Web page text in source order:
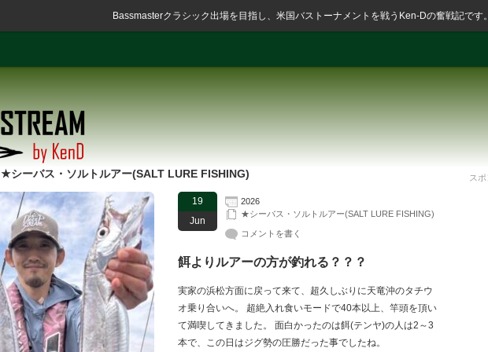
Bassmasterクラシック出場を目指し、米国バストーナメントを戦うKen-Dの奮戦記です
★シーバス・ソルトルアー(SALT LURE FISHING)
19
Jun
2026
★シーバス・ソルトルアー(SALT LURE FISHING)
コメントを書く
餌よりルアーの方が釣れる？？？
実家の浜松方面に戻って来て、超久しぶりに天竜沖のタチウ
オ乗り合いへ。 超絶入れ食いモードで40本以上、竿頭を頂い
て満喫してきました。 面白かったのは餌(テンヤ)の人は2～3
本で、この日はジグ勢の圧勝だった事でしたね。
ス